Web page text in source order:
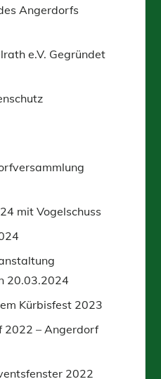
Angerdorfs
e.V. Gegründet
mit Vogelschuss
20.03.2024
Kürbisfest 2023
2022 – Angerdorf
2022